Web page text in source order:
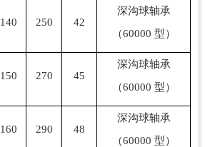
140 250 42
深沟球轴承
（60000 型）
150 270 45
深沟球轴承
（60000 型）
160 290 48
深沟球轴承
（60000 型）